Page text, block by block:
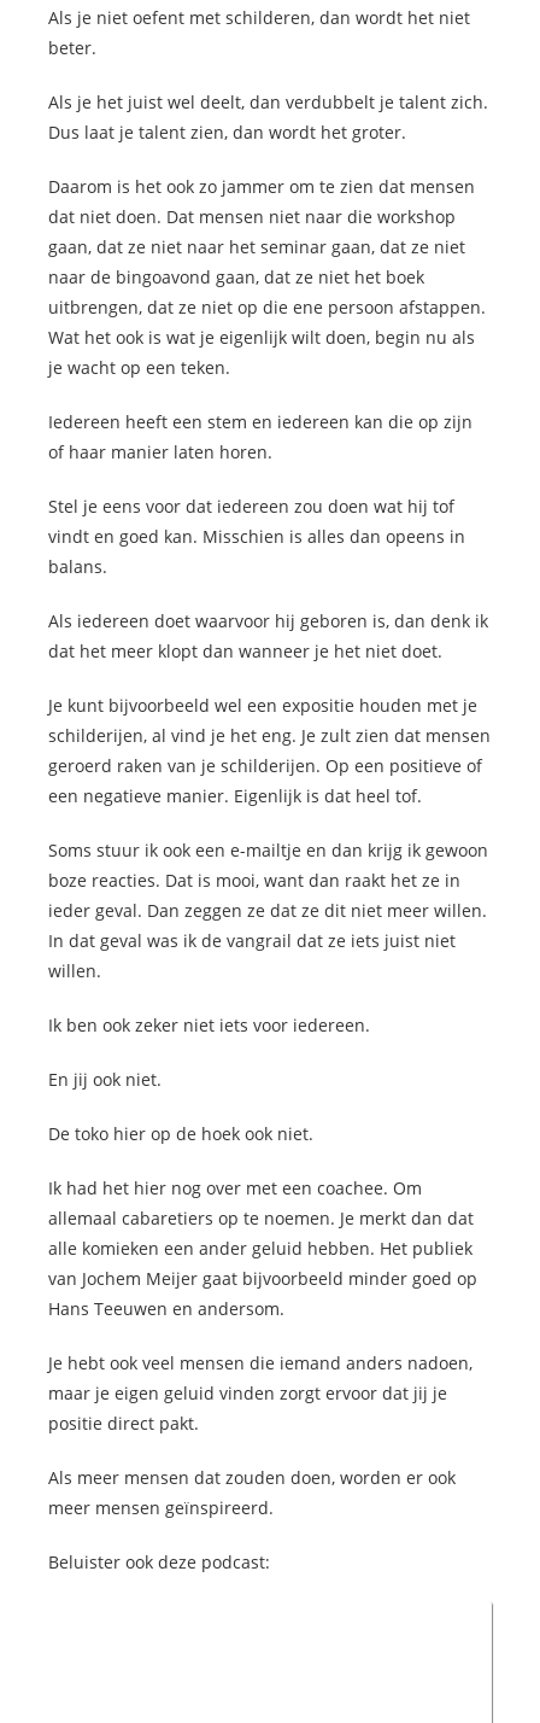
Als je niet oefent met schilderen, dan wordt het niet
beter.
Als je het juist wel deelt, dan verdubbelt je talent zich.
Dus laat je talent zien, dan wordt het groter.
Daarom is het ook zo jammer om te zien dat mensen
dat niet doen. Dat mensen niet naar die workshop
gaan, dat ze niet naar het seminar gaan, dat ze niet
naar de bingoavond gaan, dat ze niet het boek
uitbrengen, dat ze niet op die ene persoon afstappen.
Wat het ook is wat je eigenlijk wilt doen, begin nu als
je wacht op een teken.
Iedereen heeft een stem en iedereen kan die op zijn
of haar manier laten horen.
Stel je eens voor dat iedereen zou doen wat hij tof
vindt en goed kan. Misschien is alles dan opeens in
balans.
Als iedereen doet waarvoor hij geboren is, dan denk ik
dat het meer klopt dan wanneer je het niet doet.
Je kunt bijvoorbeeld wel een expositie houden met je
schilderijen, al vind je het eng. Je zult zien dat mensen
geroerd raken van je schilderijen. Op een positieve of
een negatieve manier. Eigenlijk is dat heel tof.
Soms stuur ik ook een e-mailtje en dan krijg ik gewoon
boze reacties. Dat is mooi, want dan raakt het ze in
ieder geval. Dan zeggen ze dat ze dit niet meer willen.
In dat geval was ik de vangrail dat ze iets juist niet
willen.
Ik ben ook zeker niet iets voor iedereen.
En jij ook niet.
De toko hier op de hoek ook niet.
Ik had het hier nog over met een coachee. Om
allemaal cabaretiers op te noemen. Je merkt dan dat
alle komieken een ander geluid hebben. Het publiek
van Jochem Meijer gaat bijvoorbeeld minder goed op
Hans Teeuwen en andersom.
Je hebt ook veel mensen die iemand anders nadoen,
maar je eigen geluid vinden zorgt ervoor dat jij je
positie direct pakt.
Als meer mensen dat zouden doen, worden er ook
meer mensen geïnspireerd.
Beluister ook deze podcast: